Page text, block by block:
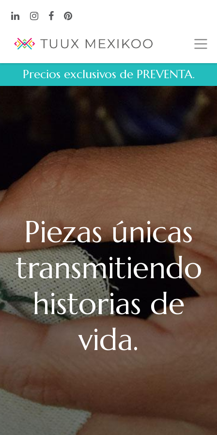
Precios exclusivos de PREVENTA.
Piezas únicas
transmitiendo
historias de
vida.